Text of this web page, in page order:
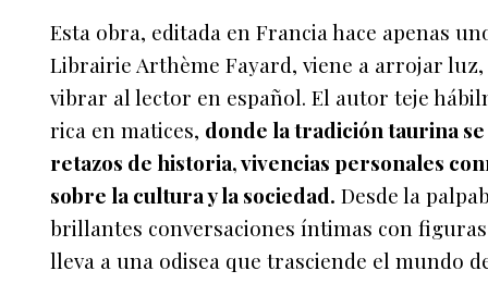
Esta obra, editada en Francia hace apenas
Librairie Arthème Fayard, viene a arrojar
vibrar al lector en español. El autor teje
rica en matices, donde la tradición taurina
retazos de historia, vivencias personales
sobre la cultura y la sociedad. Desde la
brillantes conversaciones íntimas con
lleva a una odisea que trasciende el mundo